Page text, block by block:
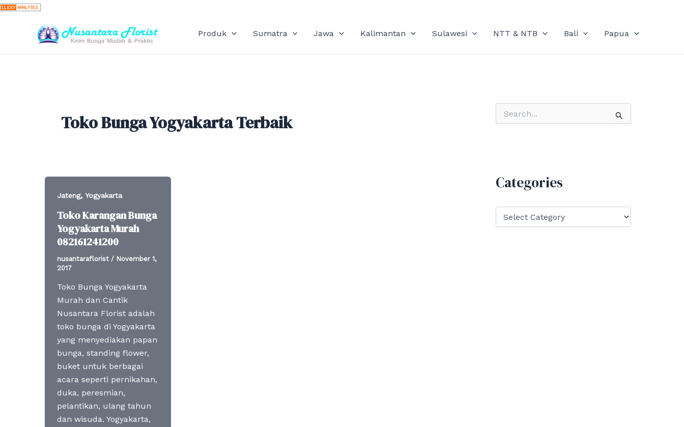
Skip
content
Produk Sumatra Jawa Kalimantan Sulawesi NTT & NTB Bali Papua
Toko Bunga Yogyakarta Terbaik
Jateng, Yogyakarta
Toko Karangan Bunga
Yogyakarta Murah
082161241200
nusantaraflorist / November 1,
2017
Toko Bunga Yogyakarta
Murah dan Cantik
Nusantara Florist adalah
toko bunga di Yogyakarta
yang menyediakan papan
bunga, standing flower,
buket untuk berbagai
acara seperti pernikahan,
duka, peresmian,
pelantikan, ulang tahun
dan wisuda. Yogyakarta,
o
Categories